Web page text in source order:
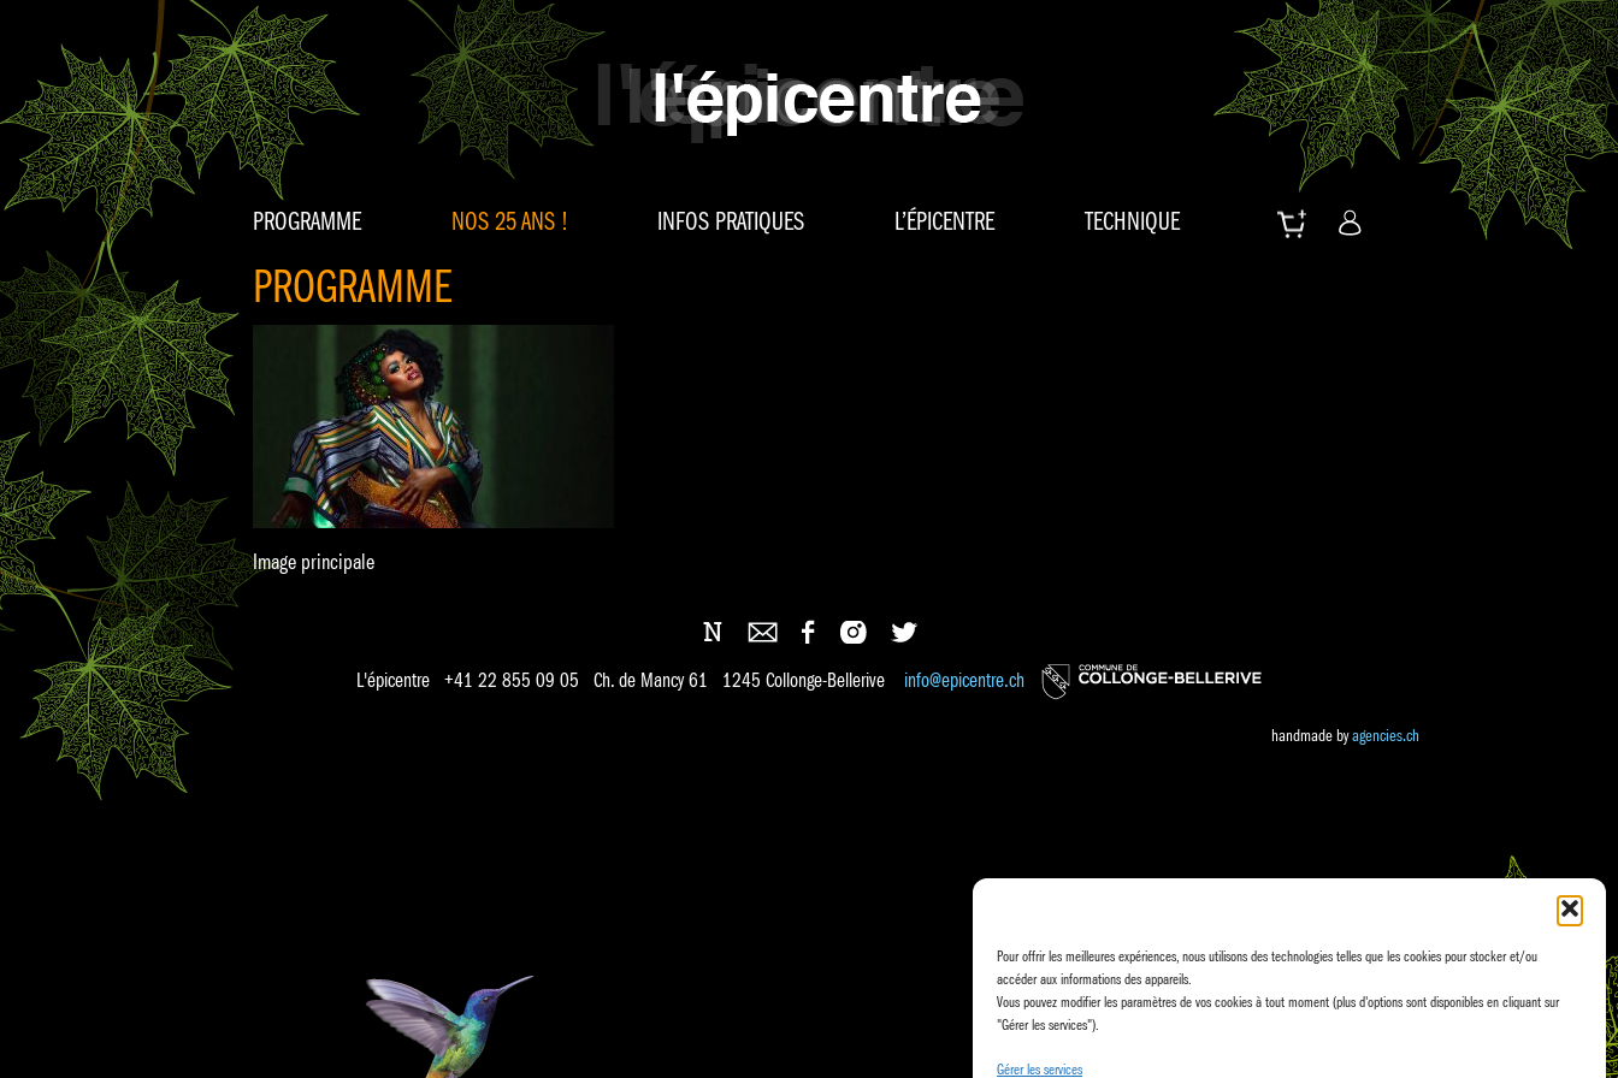
Pour offrir les meilleures expériences, nous utilisons des technologies telles que les cookies pour stocker et/ou
accéder aux informations des appareils.
Vous pouvez modifier les paramètres de vos cookies à tout moment (plus d'options sont disponibles en cliquant sur
"Gérer les services").
Gérer les services
PROGRAMME NOS 25 ANS ! INFOS PRATIQUES L’ÉPICENTRE TECHNIQUE
PROGRAMME
Image principale
L'épicentre +41 22 855 09 05 Ch. de Mancy 61 1245 Collonge-Bellerive info@epicentre.ch
handmade byagencies.ch